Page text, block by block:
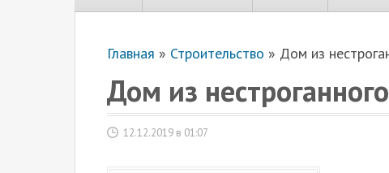
Главная » Строительство » Дом из
Дом из
12.12.2019 в 01:07